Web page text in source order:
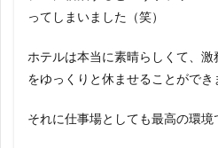
ってしまいました（笑）
ホテルは本当に素晴らしくて、
をゆっくりと休ませることができ
それに仕事場としても最高の環境